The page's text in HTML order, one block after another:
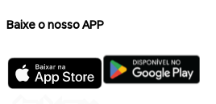
Baixe o nosso APP